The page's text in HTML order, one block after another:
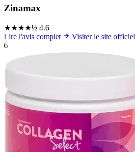
Zinamax
★★★★½ 4.6
Lire l'avis complet
Visiter le site officiel
6